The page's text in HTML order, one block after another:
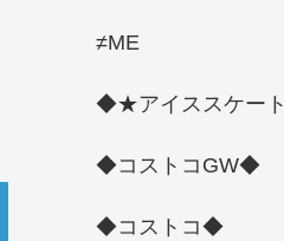
≠ME
◆★アイススケート
◆コストコGW◆
◆コストコ◆